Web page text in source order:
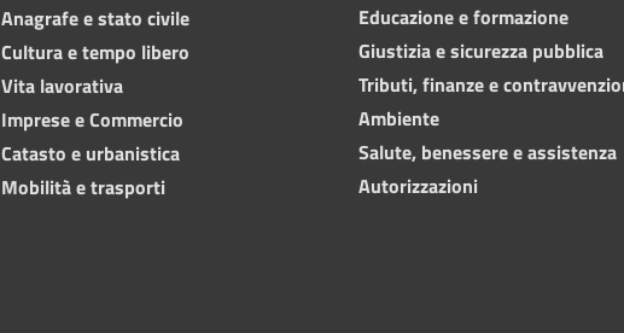
Anagrafe e stato civile
Cultura e tempo libero
Vita lavorativa
Imprese e Commercio
Catasto e urbanistica
Mobilità e trasporti
Educazione e formazione
Giustizia e sicurezza pubblica
Tributi, finanze e
Ambiente
Salute, benessere e assistenza
Autorizzazioni